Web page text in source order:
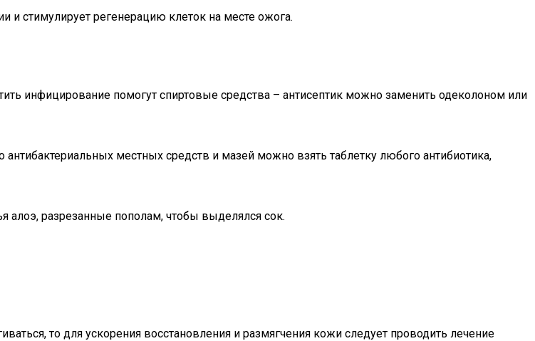
и стимулирует регенерацию клеток на месте ожога.
инфицирование помогут спиртовые средства – антисептик можно заменить одеколоном или
местных средств и мазей можно взять таблетку любого антибиотика,
алоэ, разрезанные пополам, чтобы выделялся сок.
то для ускорения восстановления и размягчения кожи следует проводить лечение